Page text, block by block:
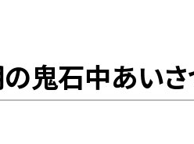
の鬼石中あいさ